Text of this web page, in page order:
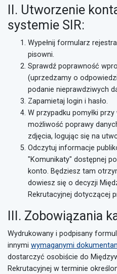
II. Utworzenie
systemie SIR:
Wypełnij formularz
pisowni.
Sprawdź poprawność
(uprzedzamy o
podanie nieprawdziwych
Zapamietaj login i hasło.
W przypadku pomyłki
możliwość poprawy
zdjęcia, logując się na
Odczytuj informacje
"Komunikaty" dostępnej
konto. Będziesz tam
dowiesz się o decyzji
Rekrutacyjnej dotyczącej
III. Zobowiązania
Wydrukowany i podpisany
innymi wymaganymi
dostarczyć osobiście do
Rekrutacyjnej w terminie